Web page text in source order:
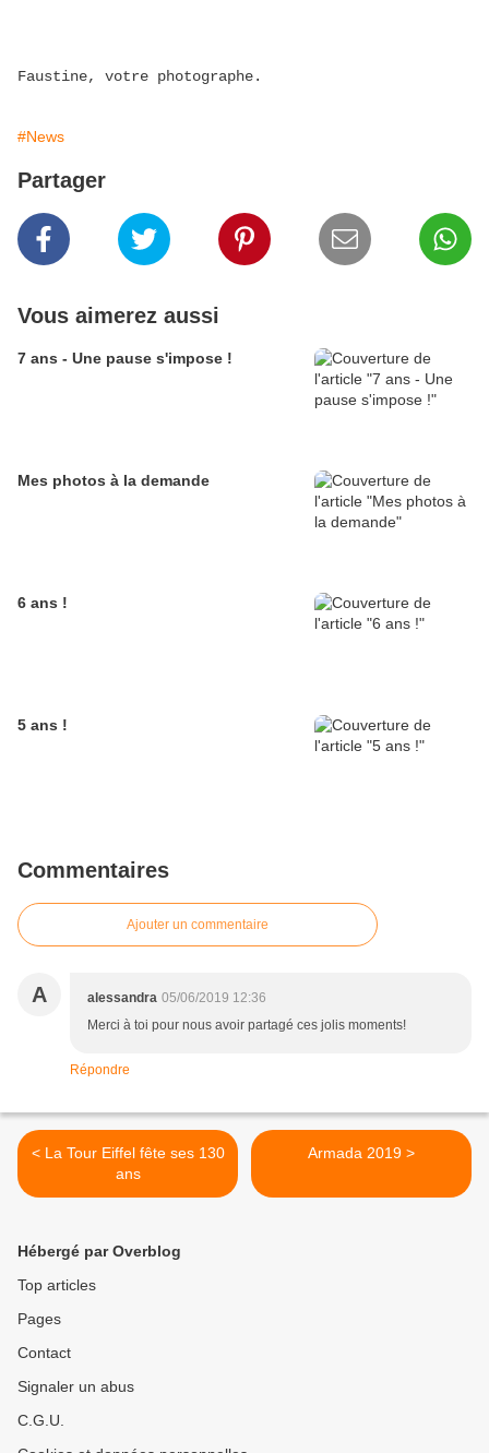
Faustine, votre photographe.
#News
Partager
Vous aimerez aussi
7 ans - Une pause s'impose !
Mes photos à la demande
6 ans !
5 ans !
Commentaires
Ajouter un commentaire
A alessandra 05/06/2019 12:36
Merci à toi pour nous avoir partagé ces jolis moments!
Répondre
< La Tour Eiffel fête ses 130
ans
Armada 2019 >
Hébergé par Overblog
Top articles
Pages
Contact
Signaler un abus
C.G.U.